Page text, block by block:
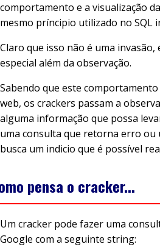
comportamento e a visualização
mesmo príncipio utilizado no SQL
Claro que isso não é uma
especial além da observação.
Sabendo que este
web, os crackers passam a
alguma informação que possa
uma consulta que retorna erro ou
busca um indicio que é possível
pensa o cracker...
Um cracker pode fazer uma
Google com a seguinte string: